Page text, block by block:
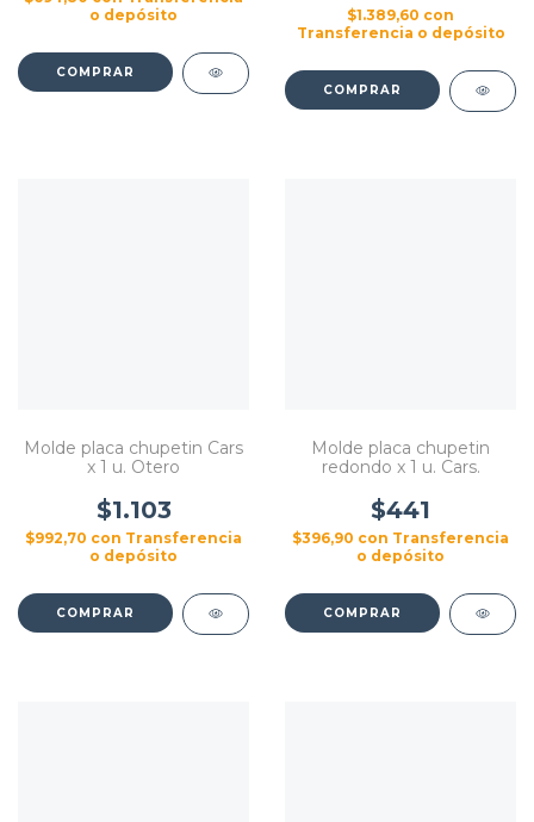
o depósito
$1.389,60 con
Transferencia o depósito
Molde placa chupetin Cars
x 1 u. Otero
$1.103
$992,70 con Transferencia
o depósito
Molde placa chupetin
redondo x 1 u. Cars.
$441
$396,90 con Transferencia
o depósito